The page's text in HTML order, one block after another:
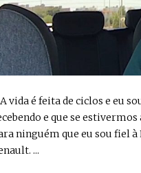
A vida é feita de ciclos e eu
e que se
ninguém que eu sou fiel à
...